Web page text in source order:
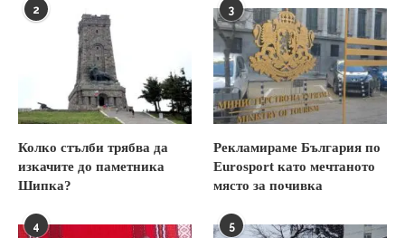
2
Колко стълби трябва да
изкачите до паметника
Шипка?
3
Рекламираме България по
Eurosport като мечтаното
място за почивка
4 5